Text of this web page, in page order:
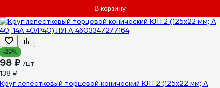
В корзину
-29%
98 ₽ /шт
138 ₽
Круг лепестковый торцевой конический КЛТ2 (125х22 мм; А